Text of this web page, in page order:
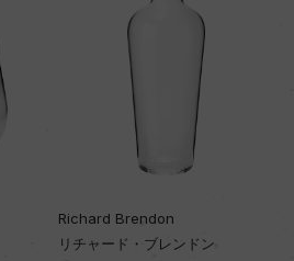
Richard Brendon
リチャード・ブレンドン